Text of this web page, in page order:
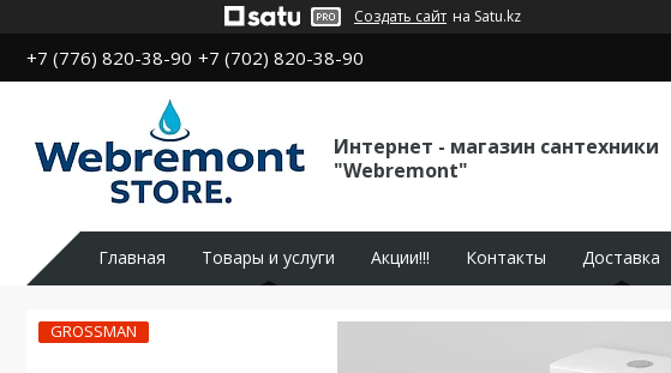
Создать сайт на Satu.kz
+7 (776) 820-38-90 +7 (702) 820-38-90
Интернет - магазин сантехники
"Webremont"
Главная Товары и услуги Акции!!! Контакты Доставка
GROSSMAN